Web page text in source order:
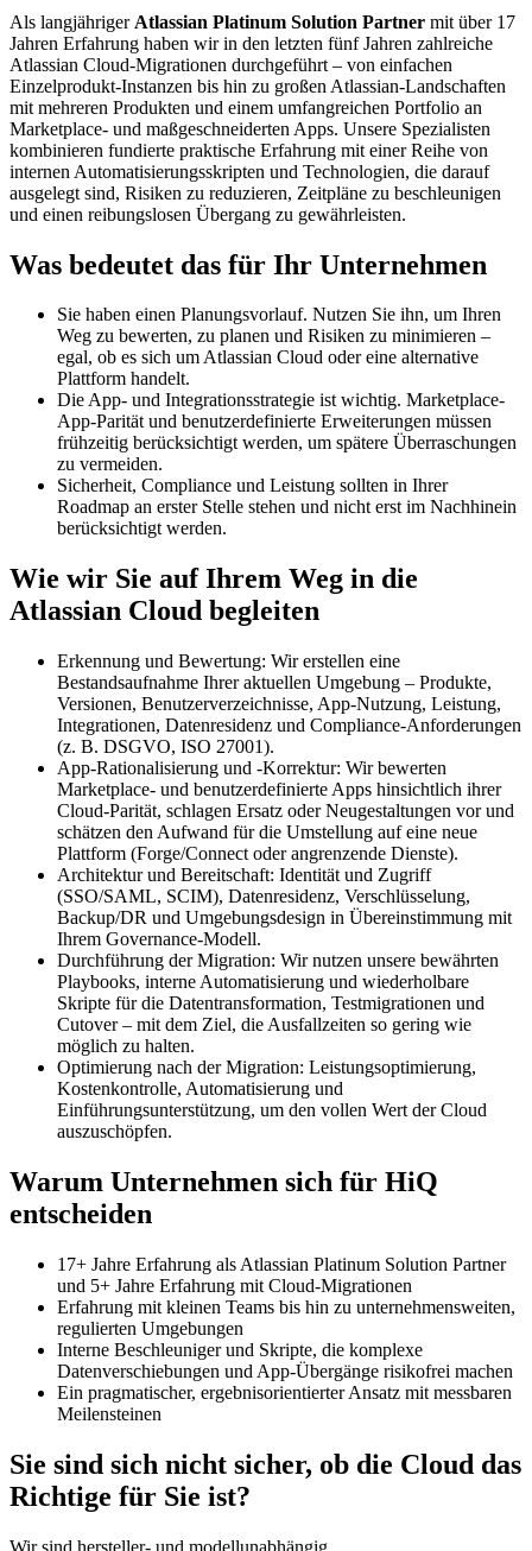
Als langjähriger Atlassian Platinum Solution Partner mit über 17
Jahren Erfahrung haben wir in den letzten fünf Jahren zahlreiche
Atlassian Cloud-Migrationen durchgeführt – von einfachen
Einzelprodukt-Instanzen bis hin zu großen Atlassian-Landschaften
mit mehreren Produkten und einem umfangreichen Portfolio an
Marketplace- und maßgeschneiderten Apps. Unsere Spezialisten
kombinieren fundierte praktische Erfahrung mit einer Reihe von
internen Automatisierungsskripten und Technologien, die darauf
ausgelegt sind, Risiken zu reduzieren, Zeitpläne zu beschleunigen
und einen reibungslosen Übergang zu gewährleisten.
Was bedeutet das für Ihr Unternehmen
Sie haben einen Planungsvorlauf. Nutzen Sie ihn, um Ihren
Weg zu bewerten, zu planen und Risiken zu minimieren –
egal, ob es sich um Atlassian Cloud oder eine alternative
Plattform handelt.
Die App- und Integrationsstrategie ist wichtig. Marketplace-
App-Parität und benutzerdefinierte Erweiterungen müssen
frühzeitig berücksichtigt werden, um spätere Überraschungen
zu vermeiden.
Sicherheit, Compliance und Leistung sollten in Ihrer
Roadmap an erster Stelle stehen und nicht erst im Nachhinein
berücksichtigt werden.
Wie wir Sie auf Ihrem Weg in die
Atlassian Cloud begleiten
Erkennung und Bewertung: Wir erstellen eine
Bestandsaufnahme Ihrer aktuellen Umgebung – Produkte,
Versionen, Benutzerverzeichnisse, App-Nutzung, Leistung,
Integrationen, Datenresidenz und Compliance-Anforderungen
(z. B. DSGVO, ISO 27001).
App-Rationalisierung und -Korrektur: Wir bewerten
Marketplace- und benutzerdefinierte Apps hinsichtlich ihrer
Cloud-Parität, schlagen Ersatz oder Neugestaltungen vor und
schätzen den Aufwand für die Umstellung auf eine neue
Plattform (Forge/Connect oder angrenzende Dienste).
Architektur und Bereitschaft: Identität und Zugriff
(SSO/SAML, SCIM), Datenresidenz, Verschlüsselung,
Backup/DR und Umgebungsdesign in Übereinstimmung mit
Ihrem Governance-Modell.
Durchführung der Migration: Wir nutzen unsere bewährten
Playbooks, interne Automatisierung und wiederholbare
Skripte für die Datentransformation, Testmigrationen und
Cutover – mit dem Ziel, die Ausfallzeiten so gering wie
möglich zu halten.
Optimierung nach der Migration: Leistungsoptimierung,
Kostenkontrolle, Automatisierung und
Einführungsunterstützung, um den vollen Wert der Cloud
auszuschöpfen.
Warum Unternehmen sich für HiQ
entscheiden
17+ Jahre Erfahrung als Atlassian Platinum Solution Partner
und 5+ Jahre Erfahrung mit Cloud-Migrationen
Erfahrung mit kleinen Teams bis hin zu unternehmensweiten,
regulierten Umgebungen
Interne Beschleuniger und Skripte, die komplexe
Datenverschiebungen und App-Übergänge risikofrei machen
Ein pragmatischer, ergebnisorientierter Ansatz mit messbaren
Meilensteinen
Sie sind sich nicht sicher, ob die Cloud das
Richtige für Sie ist?
Wir sind hersteller- und modellunabhängig.